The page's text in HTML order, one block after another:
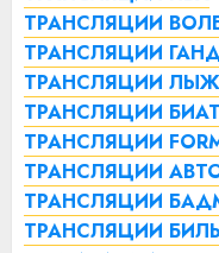
ТРАНСЛЯЦИИ
ТРАНСЛЯЦИИ
ТРАНСЛЯЦИИ
ТРАНСЛЯЦИИ
ТРАНСЛЯЦИИ
ТРАНСЛЯЦИИ
ТРАНСЛЯЦИИ
ТРАНСЛЯЦИИ